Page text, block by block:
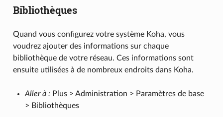
Bibliothèques
Quand vous configurez votre système Koha, vous
voudrez ajouter des informations sur chaque
bibliothèque de votre réseau. Ces informations sont
ensuite utilisées à de nombreux endroits dans Koha.
Aller à :Plus > Administration > Paramètres de base
> Bibliothèques